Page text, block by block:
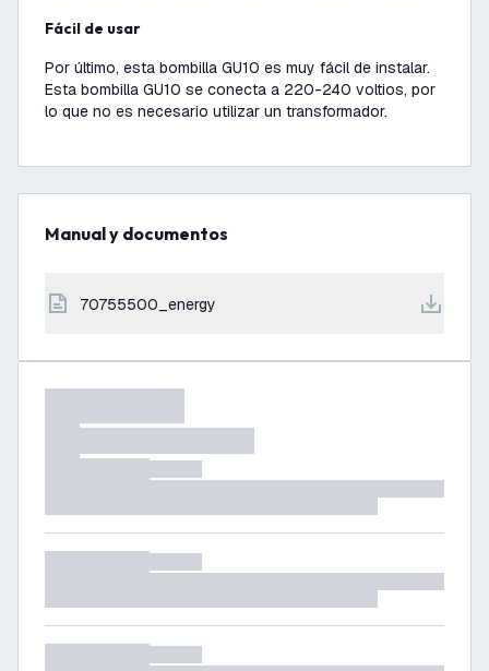
Fácil de usar
Por último, esta bombilla GU10 es muy fácil de instalar.
Esta bombilla GU10 se conecta a 220-240 voltios, por
lo que no es necesario utilizar un transformador.
Manual y documentos
70755500_energy